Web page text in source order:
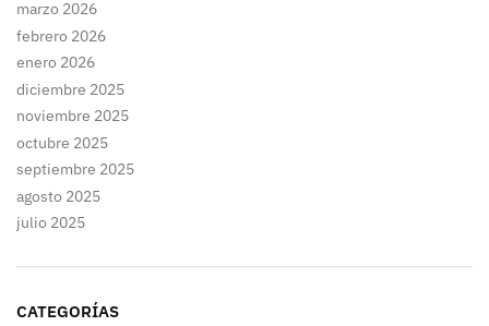
marzo 2026
febrero 2026
enero 2026
diciembre 2025
noviembre 2025
octubre 2025
septiembre 2025
agosto 2025
julio 2025
CATEGORÍAS